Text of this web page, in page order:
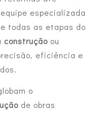
especializada
todas as etapas do
construção ou
eficiência e
o
de obras